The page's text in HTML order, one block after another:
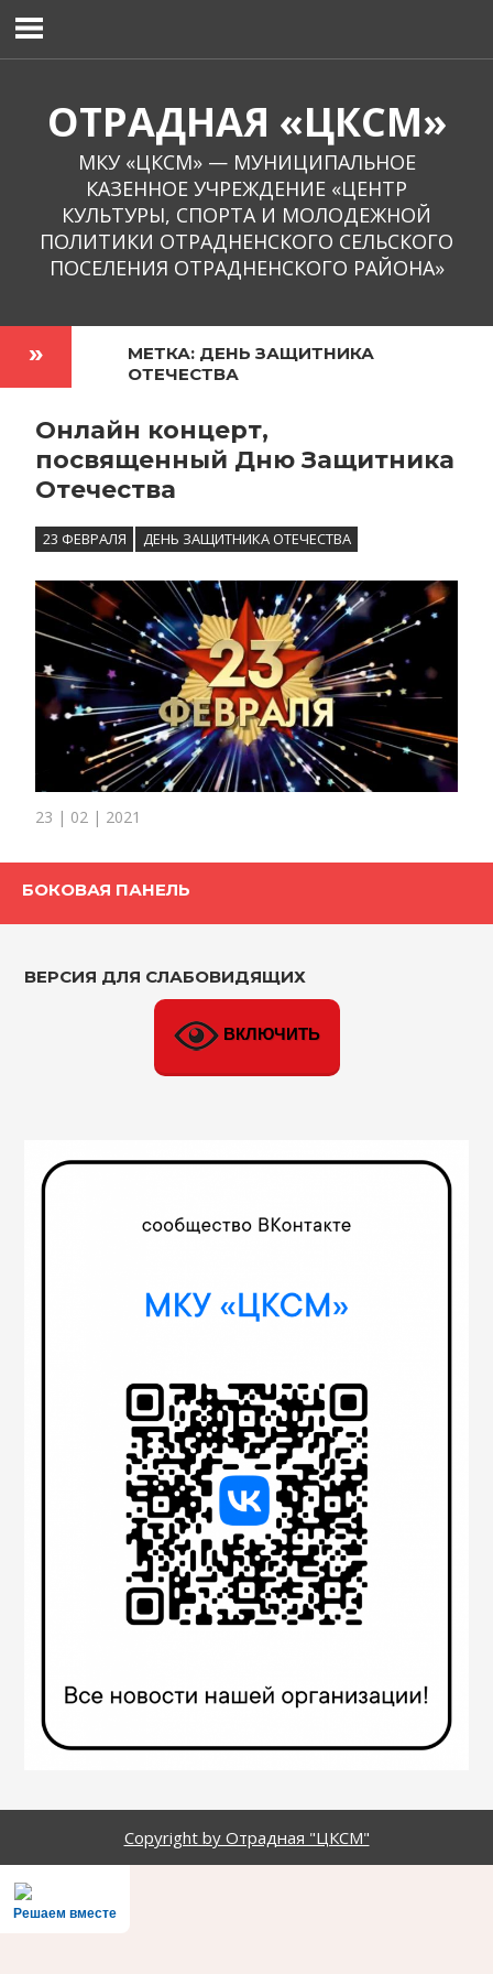
содержимому
ОТРАДНАЯ «ЦКСМ»
МКУ «ЦКСМ» — МУНИЦИПАЛЬНОЕ
КАЗЕННОЕ УЧРЕЖДЕНИЕ «ЦЕНТР
КУЛЬТУРЫ, СПОРТА И МОЛОДЕЖНОЙ
ПОЛИТИКИ ОТРАДНЕНСКОГО СЕЛЬСКОГО
ПОСЕЛЕНИЯ ОТРАДНЕНСКОГО РАЙОНА»
МЕТКА: ДЕНЬ ЗАЩИТНИКА
ОТЕЧЕСТВА
Онлайн концерт,
посвященный Дню Защитника
Отечества
23 ФЕВРАЛЯ ДЕНЬ ЗАЩИТНИКА ОТЕЧЕСТВА
23 | 02 | 2021
БОКОВАЯ ПАНЕЛЬ
ВЕРСИЯ ДЛЯ СЛАБОВИДЯЩИХ
ВКЛЮЧИТЬ
Copyright by Отрадная "ЦКСМ"
Решаем вместе